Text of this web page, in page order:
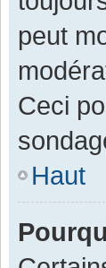
peut
Ceci
Haut